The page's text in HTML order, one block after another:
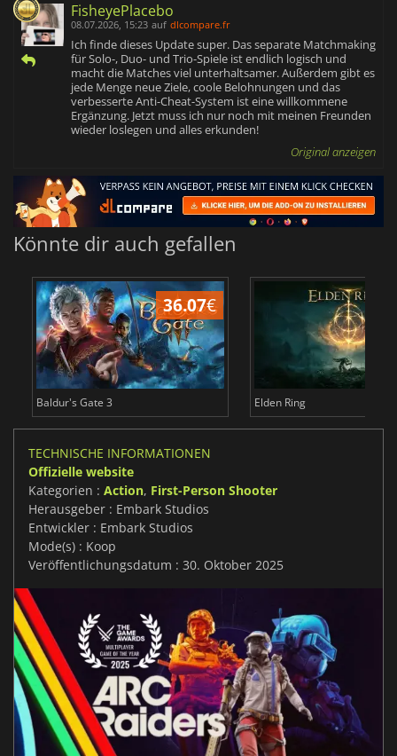
FisheyePlacebo
08.07.2026, 15:23 auf dlcompare.fr
Ich finde dieses Update super. Das separate Matchmaking
für Solo-, Duo- und Trio-Spiele ist endlich logisch und
macht die Matches viel unterhaltsamer. Außerdem gibt es
jede Menge neue Ziele, coole Belohnungen und das
verbesserte Anti-Cheat-System ist eine willkommene
Ergänzung. Jetzt muss ich nur noch mit meinen Freunden
wieder loslegen und alles erkunden!
Original anzeigen
Könnte dir auch gefallen
36.07€
Baldur's Gate 3 Elden Ring
TECHNISCHE INFORMATIONEN
Offizielle website
Kategorien : Action, First-Person Shooter
Herausgeber : Embark Studios
Entwickler : Embark Studios
Mode(s) : Koop
Veröffentlichungsdatum : 30. Oktober 2025